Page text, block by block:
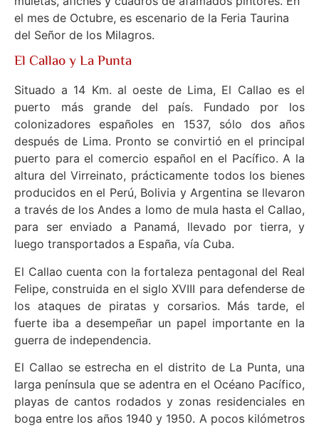
el mes de Octubre, es escenario de la Feria Taurina
del Señor de los Milagros.
El Callao y La Punta
Situado a 14 Km. al oeste de Lima, El Callao es el
puerto más grande del país. Fundado por los
colonizadores españoles en 1537, sólo dos años
después de Lima. Pronto se convirtió en el principal
puerto para el comercio español en el Pacífico. A la
altura del Virreinato, prácticamente todos los bienes
producidos en el Perú, Bolivia y Argentina se llevaron
a través de los Andes a lomo de mula hasta el Callao,
para ser enviado a Panamá, llevado por tierra, y
luego transportados a España, vía Cuba.
El Callao cuenta con la fortaleza pentagonal del Real
Felipe, construida en el siglo XVIII para defenderse de
los ataques de piratas y corsarios. Más tarde, el
fuerte iba a desempeñar un papel importante en la
guerra de independencia.
El Callao se estrecha en el distrito de La Punta, una
larga península que se adentra en el Océano Pacífico,
playas de cantos rodados y zonas residenciales en
boga entre los años 1940 y 1950. A pocos kilómetros